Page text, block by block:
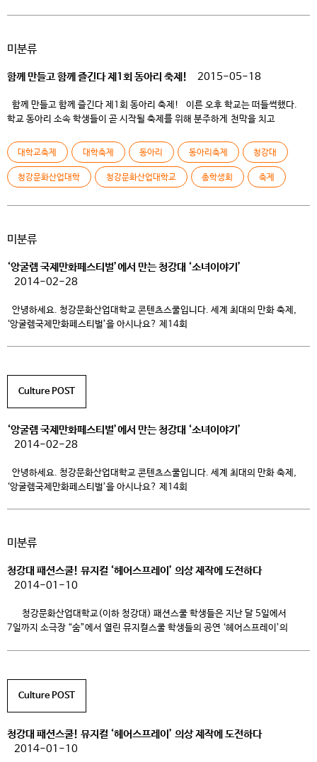
미분류
함께 만들고 함께 즐긴다 제1회 동아리 축제! 2015-05-18
함께 만들고 함께 즐긴다 제1회 동아리 축제! 이른 오후 학교는 떠들썩했다.
학교 동아리 소속 학생들이 곧 시작될 축제를 위해 분주하게 천막을 치고
학생들의 거동이 불편할 정도였다. 천막은 바람이 세게 불 때마다 날아가고 그럴
때 마다 학생들은 천막을 부여잡고 끈으로 묶어 고정시키기를 수십번 반복했다.
그 사이 거친 […]
대학교축제 대학축제 동아리 동아리축제 청강대
청강문화산업대학 청강문화산업대학교 총학생회 축제
미분류
‘앙굴렘 국제만화페스티벌’에서 만는 청강대 ‘소녀이야기’
2014-02-28
안녕하세요. 청강문화산업대학교 콘텐츠스쿨입니다. 세계 최대의 만화 축제,
‘앙굴렘국제만화페스티벌’을 아시나요? 제14회
소녀이야기>는 이번 페스티벌외 에도 여러 매체 및 기관에서 주목받았던
작품이였죠. 어떤 내용의 작품인지 지금부터 함께 보실까요? […]
Culture POST
‘앙굴렘 국제만화페스티벌’에서 만는 청강대 ‘소녀이야기’
2014-02-28
안녕하세요. 청강문화산업대학교 콘텐츠스쿨입니다. 세계 최대의 만화 축제,
‘앙굴렘국제만화페스티벌’을 아시나요? 제14회
청강대 김준기교수님과 학생들의 작품 <소녀이야기>도 전시됐었는데요, <
작품이였죠. 어떤 내용의 작품인지 지금부터 함께 보실까요? […]
미분류
청강대 패션스쿨! 뮤지컬 ‘헤어스프레이’ 의상 제작에 도전하다
2014-01-10
청강문화산업대학교(이하 청강대) 패션스쿨 학생들은 지난 달 5일에서
7일까지 소극장 “숨”에서 열린 뮤지컬스쿨 학생들의 공연 ‘헤어스프레이’의
끌고 있는 TV […]
Culture POST
청강대 패션스쿨! 뮤지컬 ‘헤어스프레이’ 의상 제작에 도전하다
2014-01-10